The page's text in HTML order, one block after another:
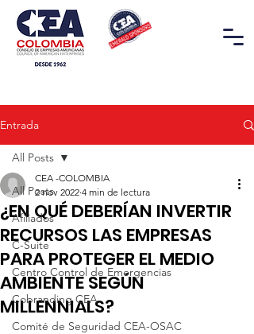
Entrada
All Posts
Afiliados
C-Suite
Centro Control de Emergencias
Cobranding CEA
Comité de Seguridad CEA-OSAC
All Posts
¿EN QUÉ DEBERÍAN INVERTIR
RECURSOS LAS EMPRESAS
PARA PROTEGER EL MEDIO
AMBIENTE SEGÚN
MILLENNIALS?
CEA -COLOMBIA
2 nov 2022 4 min de lectura